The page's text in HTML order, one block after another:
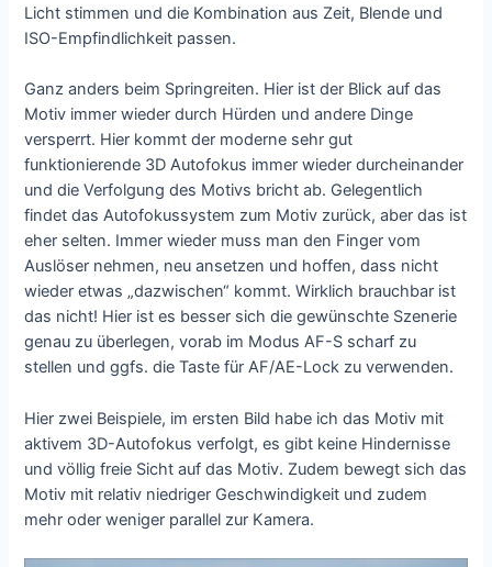
Licht stimmen und die Kombination aus Zeit, Blende und
ISO-Empfindlichkeit passen.
Ganz anders beim Springreiten. Hier ist der Blick auf das
Motiv immer wieder durch Hürden und andere Dinge
versperrt. Hier kommt der moderne sehr gut
funktionierende 3D Autofokus immer wieder durcheinander
und die Verfolgung des Motivs bricht ab. Gelegentlich
findet das Autofokussystem zum Motiv zurück, aber das ist
eher selten. Immer wieder muss man den Finger vom
Auslöser nehmen, neu ansetzen und hoffen, dass nicht
wieder etwas „dazwischen“ kommt. Wirklich brauchbar ist
das nicht! Hier ist es besser sich die gewünschte Szenerie
genau zu überlegen, vorab im Modus AF-S scharf zu
stellen und ggfs. die Taste für AF/AE-Lock zu verwenden.
Hier zwei Beispiele, im ersten Bild habe ich das Motiv mit
aktivem 3D-Autofokus verfolgt, es gibt keine Hindernisse
und völlig freie Sicht auf das Motiv. Zudem bewegt sich das
Motiv mit relativ niedriger Geschwindigkeit und zudem
mehr oder weniger parallel zur Kamera.